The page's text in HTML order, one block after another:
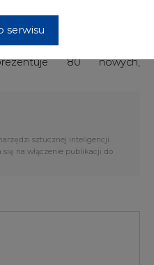
serwisu
poinformowała,
80 nowych,
sztucznej inteligencji.
się na włączenie publikacji do